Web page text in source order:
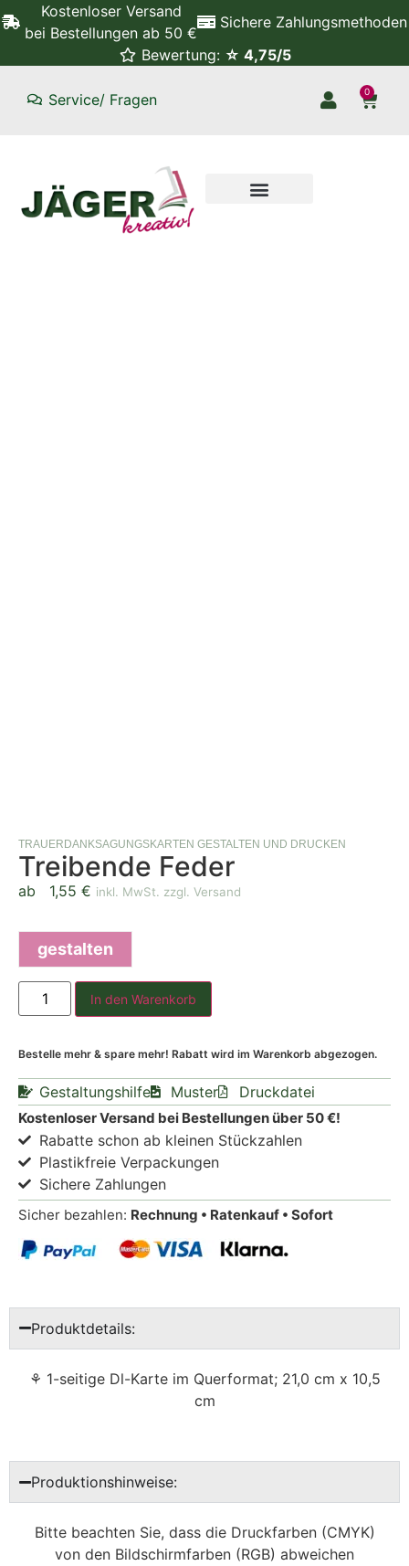
Kostenloser Versand
bei Bestellungen ab 50 €
Sichere Zahlungsmethoden
Bewertung: ☆ 4,75/5
Service/ Fragen 0
TRAUERDANKSAGUNGSKARTEN GESTALTEN UND DRUCKEN
Treibende Feder
ab 1,55 € inkl. MwSt. zzgl. Versand
gestalten
In den Warenkorb
Bestelle mehr & spare mehr! Rabatt wird im Warenkorb abgezogen.
Gestaltungshilfe Muster Druckdatei
Kostenloser Versand bei Bestellungen über 50 €!
Rabatte schon ab kleinen Stückzahlen
Plastikfreie Verpackungen
Sichere Zahlungen
Sicher bezahlen: Rechnung • Ratenkauf • Sofort
Produktdetails:
⚘ 1-seitige Dl-Karte im Querformat; 21,0 cm x 10,5
cm
Produktionshinweise:
Bitte beachten Sie, dass die Druckfarben (CMYK)
von den Bildschirmfarben (RGB) abweichen